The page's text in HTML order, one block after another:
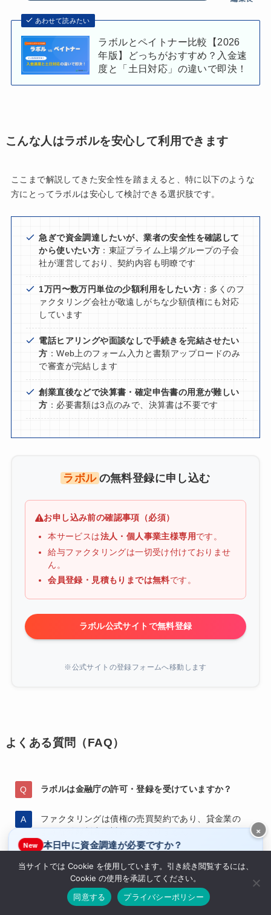
あわせて読みたい
ラボルとペイトナー比較【2026
年版】どっちがおすすめ？入金速
度と「土日対応」の違いで即決！
こんな人はラボルを安心して利用できます
ここまで解説してきた安全性を踏まえると、特に以下のような
方にとってラボルは安心して検討できる選択肢です。
急ぎで資金調達したいが、業者の安全性を確認して
から使いたい方 ：東証プライム上場グループの子会
社が運営しており、契約内容も明瞭です
1万円〜数万円単位の少額利用をしたい方 ：多くのフ
ァクタリング会社が敬遠しがちな少額債権にも対応
しています
電話ヒアリングや面談なしで手続きを完結させたい
方 ：Web上のフォーム入力と書類アップロードのみ
で審査が完結します
創業直後などで決算書・確定申告書の用意が難しい
方 ：必要書類は3点のみで、決算書は不要です
ラボル の無料登録に申し込む
お申し込み前の確認事項（必須）
本サービスは法人・個人事業主様専用です。
給与ファクタリングは一切受け付けておりませ
ん。
会員登録・見積もりまでは無料です。
ラボル公式サイトで無料登録
※公式サイトの登録フォームへ移動します
よくある質問（FAQ）
ラボルは金融庁の許可・登録を受けていますか？
ファクタリングは債権の売買契約であり、貸金業の
ような登録制度の対象ではありません。
そのためラボル自体が金融庁から「許可」を受ける
制度は存在しませんが、金融庁が示す適正なファク
タリングの枠組みの中で運営されています。
当サイトでは Cookie を使用しています。引き続き閲覧するには、
Cookie の使用を承諾してください。
同意する
プライバシーポリシー
×
New 本日中に資金調達が必要ですか？
はい
ラボルで休日即日入金
いいえ
休み明けでお得なQuQuMo